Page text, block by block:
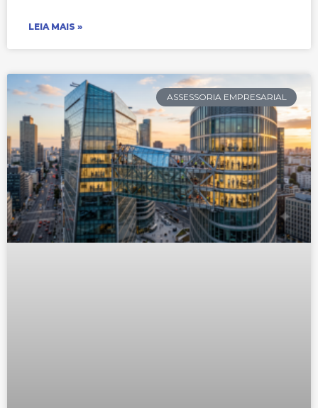
LEIA MAIS »
ASSESSORIA EMPRESARIAL